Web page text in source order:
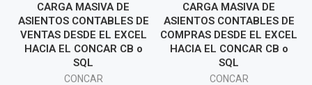
CARGA MASIVA DE
ASIENTOS CONTABLES DE
VENTAS DESDE EL EXCEL
HACIA EL CONCAR CB o
SQL
CONCAR
CARGA MASIVA DE
ASIENTOS CONTABLES DE
COMPRAS DESDE EL EXCEL
HACIA EL CONCAR CB o
SQL
CONCAR